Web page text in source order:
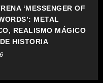
‘MESSENGER OF
METAL
REALISMO MÁGICO
HISTORIA